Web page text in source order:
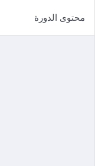
محتوى الدورة